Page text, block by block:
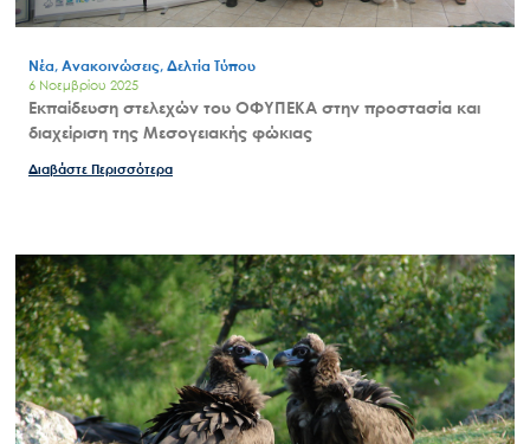
Νέα, Ανακοινώσεις, Δελτία Τύπου
6 Νοεμβρίου 2025
Εκπαίδευση στελεχών του ΟΦΥΠΕΚΑ στην προστασία και
διαχείριση της Μεσογειακής φώκιας
Διαβάστε Περισσότερα